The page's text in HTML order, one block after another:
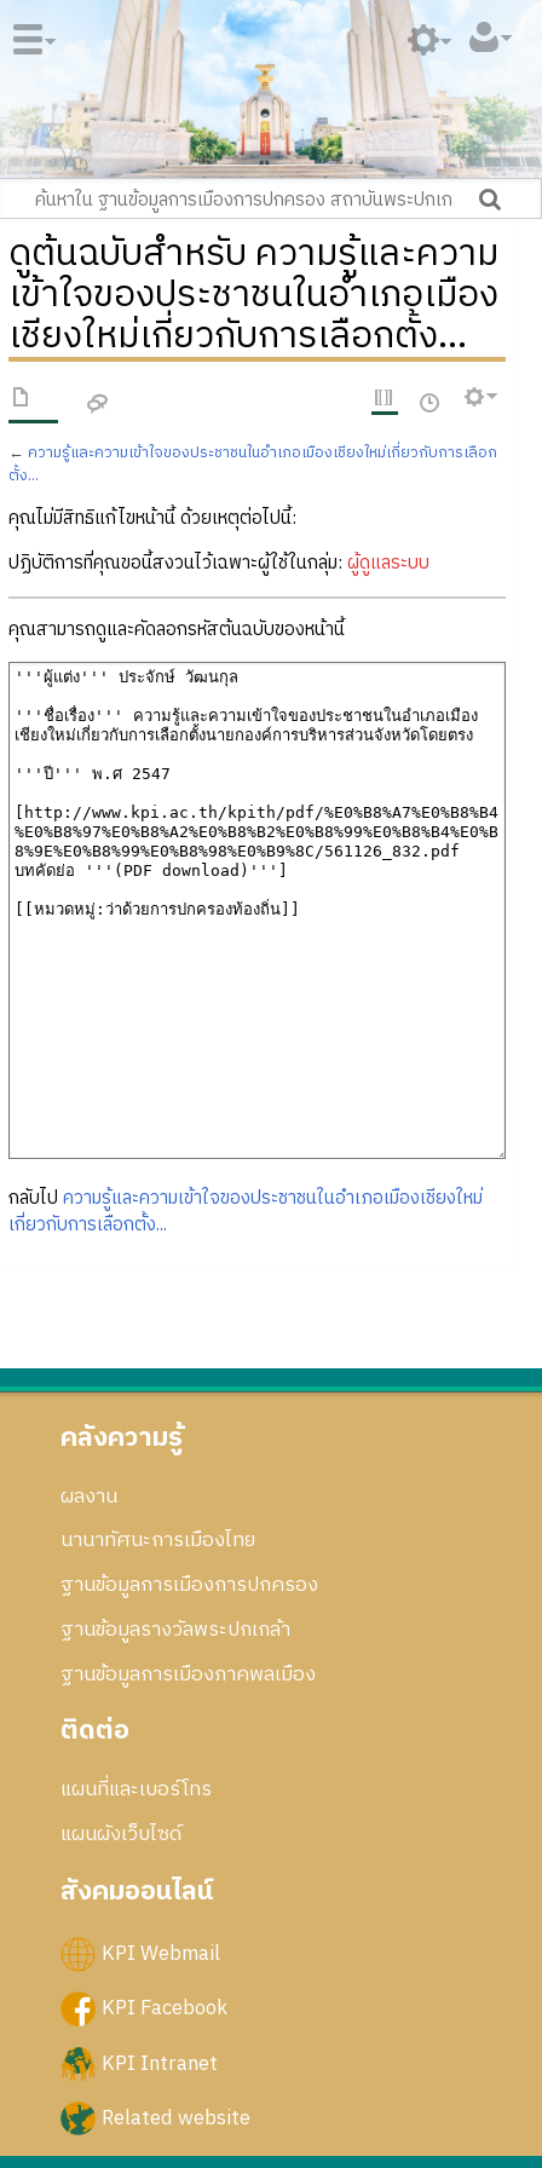
ดูต้นฉบับสำหรับ ความรู้และความ
เข้าใจของประชาชนในอำเภอเมือง
เชียงใหม่เกี่ยวกับการเลือกตั้ง...
← ความรู้และความเข้าใจของประชาชนในอำเภอเมืองเชียงใหม่เกี่ยวกับการเลือก
ตั้ง...
คุณไม่มีสิทธิแก้ไขหน้านี้ ด้วยเหตุต่อไปนี้:
ปฏิบัติการที่คุณขอนี้สงวนไว้เฉพาะผู้ใช้ในกลุ่ม: ผู้ดูแลระบบ
คุณสามารถดูและคัดลอกรหัสต้นฉบับของหน้านี้
กลับไป ความรู้และความเข้าใจของประชาชนในอำเภอเมืองเชียงใหม่
เกี่ยวกับการเลือกตั้ง...
คลังความรู้
ผลงาน
นานาทัศนะการเมืองไทย
ฐานข้อมูลการเมืองการปกครอง
ฐานข้อมูลรางวัลพระปกเกล้า
ฐานข้อมูลการเมืองภาคพลเมือง
ติดต่อ
แผนที่และเบอร์โทร
แผนผังเว็บไซด์
สังคมออนไลน์
KPI Webmail
KPI Facebook
KPI Intranet
Related website